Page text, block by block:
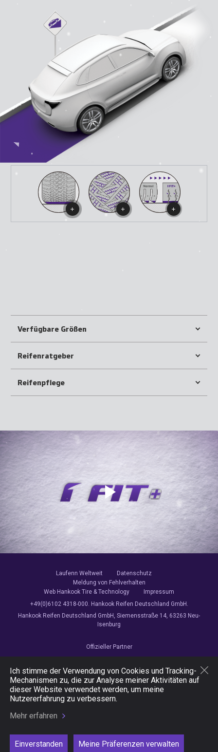
Ich stimme der Verwendung von Cookies und Tracking-
Mechanismen zu, die zur Analyse meiner Aktivitäten auf
dieser Website verwendet werden, um meine
Nutzererfahrung zu verbessern.
Mehr erfahren
Einverstanden Meine Präferenzen verwalten
Verfügbare Größen
Reifenratgeber
Reifenpflege
Laufenn Weltweit
Datenschutz
Meldung von Fehlverhalten
Web Hankook Tire & Technology
Impressum
+49(0)6102 4318-000. Hankook Reifen Deutschland GmbH.
Hankook Reifen Deutschland GmbH, Siemensstraße 14, 63263 Neu-
Isenburg
Offizieller Partner
Folgen Sie uns
Copyright © 2026 Hankook Tire & Technology. Alle Rechte vorbehalten.